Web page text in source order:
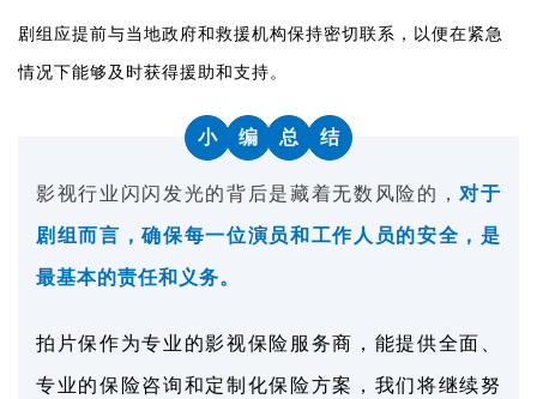
剧组应提前与当地政府和救援机构保持密切联系，以便在紧急
情况下能够及时获得援助和支持。
小 编 总 结
影视行业闪闪发光的背后是藏着无数风险的， 对于
剧组而言，确保每一位演员和工作人员的安全，是
最基本的责任和义务。
拍片保作为专业的影视保险服务商，能提供全面、
专业的保险咨询和定制化保险方案，我们将继续努